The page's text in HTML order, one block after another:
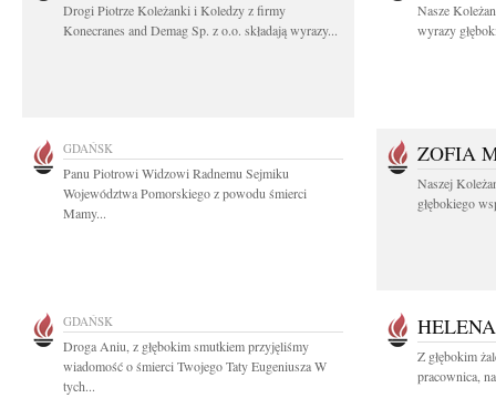
Drogi Piotrze Koleżanki i Koledzy z firmy
Konecranes and Demag Sp. z o.o. składają wyrazy...
Nasze
wyrazy
GDAŃSK
Panu Piotrowi Widzowi Radnemu Sejmiku
Województwa Pomorskiego z powodu śmierci
Mamy...
ZOFIA
Naszej
głębokiego
GDAŃSK
Droga Aniu, z głębokim smutkiem przyjęliśmy
wiadomość o śmierci Twojego Taty Eugeniusza W
tych...
Z głębokim
pracownica,